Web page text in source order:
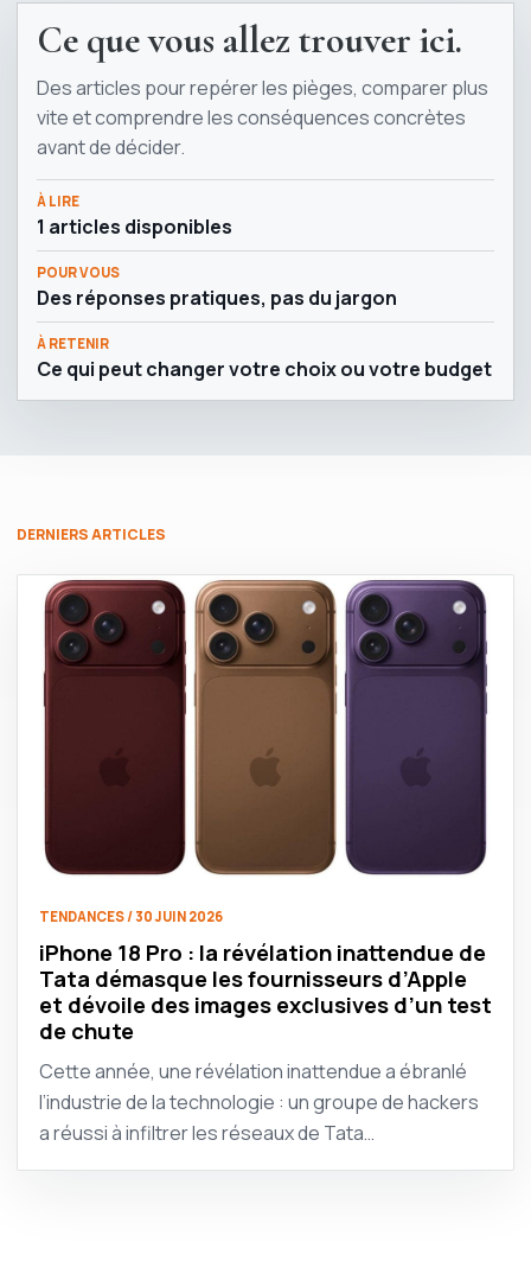
Ce que vous allez trouver ici.
Des articles pour repérer les pièges, comparer plus
vite et comprendre les conséquences concrètes
avant de décider.
À LIRE
1 articles disponibles
POUR VOUS
Des réponses pratiques, pas du jargon
À RETENIR
Ce qui peut changer votre choix ou votre budget
DERNIERS ARTICLES
TENDANCES / 30 JUIN 2026
iPhone 18 Pro : la révélation inattendue de
Tata démasque les fournisseurs d’Apple
et dévoile des images exclusives d’un test
de chute
Cette année, une révélation inattendue a ébranlé
l’industrie de la technologie : un groupe de hackers
a réussi à infiltrer les réseaux de Tata…